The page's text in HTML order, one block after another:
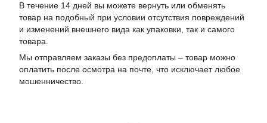
В течение 14 дней вы можете вернуть или обменять
товар на подобный при условии отсутствия повреждений
и изменений внешнего вида как упаковки, так и самого
товара.
Мы отправляем заказы без предоплаты – товар можно
оплатить после осмотра на почте, что исключает любое
мошенничество.